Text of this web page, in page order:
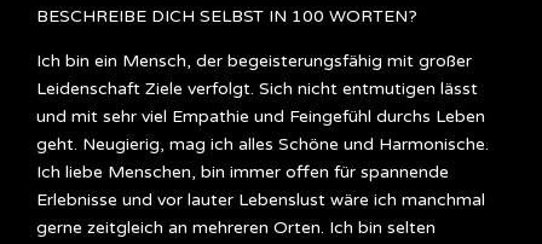
BESCHREIBE DICH SELBST IN 100 WORTEN?
Ich bin ein Mensch, der begeisterungsfähig mit großer
Leidenschaft Ziele verfolgt. Sich nicht entmutigen lässt
und mit sehr viel Empathie und Feingefühl durchs Leben
geht. Neugierig, mag ich alles Schöne und Harmonische.
Ich liebe Menschen, bin immer offen für spannende
Erlebnisse und vor lauter Lebenslust wäre ich manchmal
gerne zeitgleich an mehreren Orten. Ich bin selten